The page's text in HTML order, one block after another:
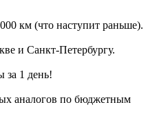
км (что наступит раньше).
и Санкт-Петербургу.
за 1 день!
аналогов по бюджетным